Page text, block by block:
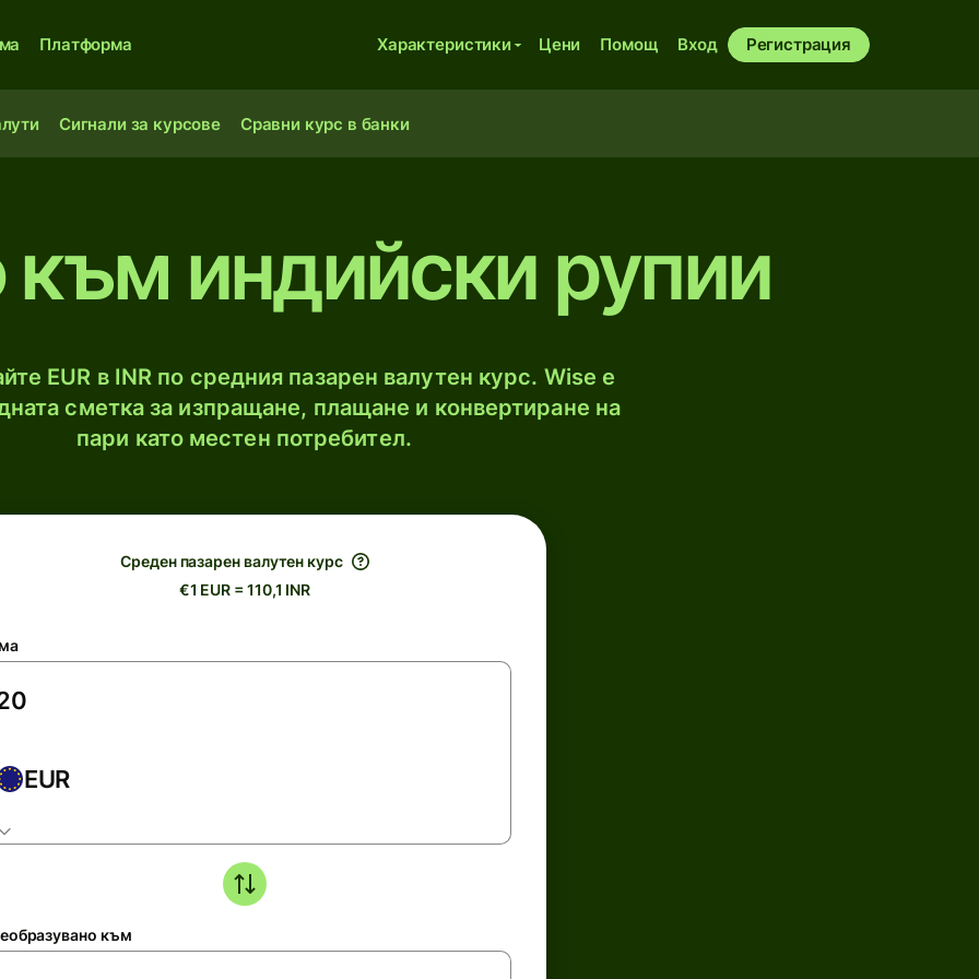
Платформа Характеристики Цени Помощ Вход Регистрация
Сигнали за курсове Сравни курс в банки
към индийски рупии
EUR в INR по средния пазарен валутен курс. Wise е
сметка за изпращане, плащане и конвертиране на
пари като местен потребител.
Среден пазарен валутен курс
€1 EUR = 110,1 INR
EUR
към